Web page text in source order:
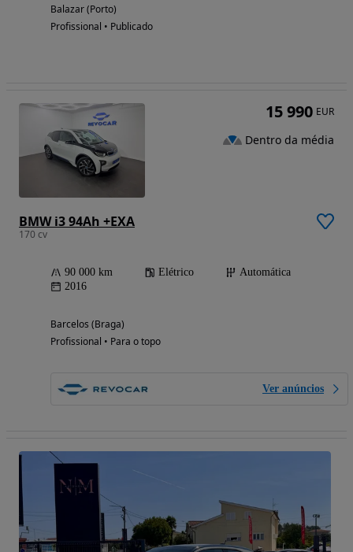
Balazar (Porto)
Profissional • Publicado
BMW i3 94Ah +EXA
170 cv
90 000 km Elétrico
Automática
2016
Barcelos (Braga)
Profissional • Para o topo
Ver anúncios
15 990 EUR
Dentro da média